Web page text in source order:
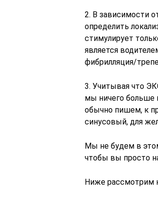
2. В зависимости
определить
стимулирует
является
фибрилляция/
3. Учитывая что
мы ничего больше
обычно пишем, к
синусовый, для
Мы не будем в
чтобы вы просто
Ниже рассмотрим